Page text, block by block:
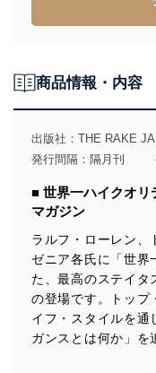
その他の規範を遵
に、これらの法令
す。
当社は、個人情報
施し、個人情報の
正に努めます。
アクセス制御
個人データ
機器を取り
の不要なア
商品情報・内容
出版社： THE RAKE
発行間隔：隔月刊
■ 世界一ハイクオリ
マガジン
ラルフ・ローレン、
ゼニア各氏に「世界
た、最高のステイタ
の登場です。トップ
イフ・スタイルを通
ガンスとは何か」を